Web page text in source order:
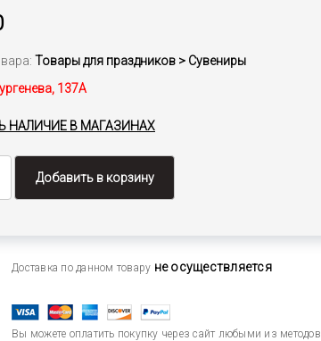
Товары для праздников > Сувениры
137А
НАЛИЧИЕ В МАГАЗИНАХ
Добавить в корзину
Доставка по данном товару не осуществляется
Вы можете оплатить покупку через сайт любыми из методов